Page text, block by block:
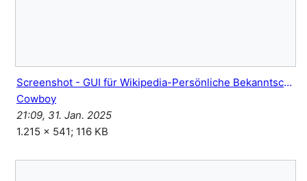
Screenshot - GUI für Wikipedia-Persönliche Bekanntschaften.png
Cowboy
21:09, 31. Jan. 2025
1.215 × 541; 116 KB